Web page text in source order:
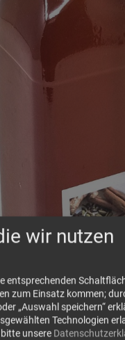
wir nutzen
entsprechenden
zum Einsatz kommen;
„Auswahl speichern“
Technologien
unsere